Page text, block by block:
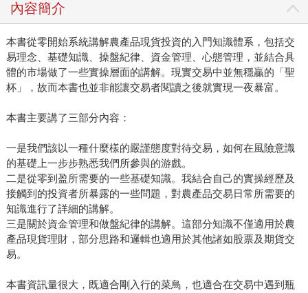
內容簡介
本書從零開始系統講解農產品現貨投資的入門知識體系，包括交
易理念、基礎知識、操盤紀律、資金管理、心態管理，並結合具
體的市場做了一些實操層面的講解。現實交易中並無穩贏的「聖
杯」，故而本書也並非能讓交易者閱讀之後就實現一夜暴富。
本書主要講了三部分內容：
一是我們該以一種什麼樣的嚴謹態度對待交易，如何在風險意識
的基礎上一步步熟悉我們所參與的游戲。
二是從零到盈所需要的一些基礎知識。我結合自己的實操經歷及
接觸到的投資者所暴露的一些問題，對農產品交易日常所需要的
知識進行了詳細的講解。
三是關於資金管理和做盤紀律的講解。這部分知識不僅適用於農
產品現貨理財，部分思路和邏輯也適用於其他諸如股票及期貨交
易。
本書資訊量很大，既適合剛入行的菜鳥，也適合在交易中遇到瓶